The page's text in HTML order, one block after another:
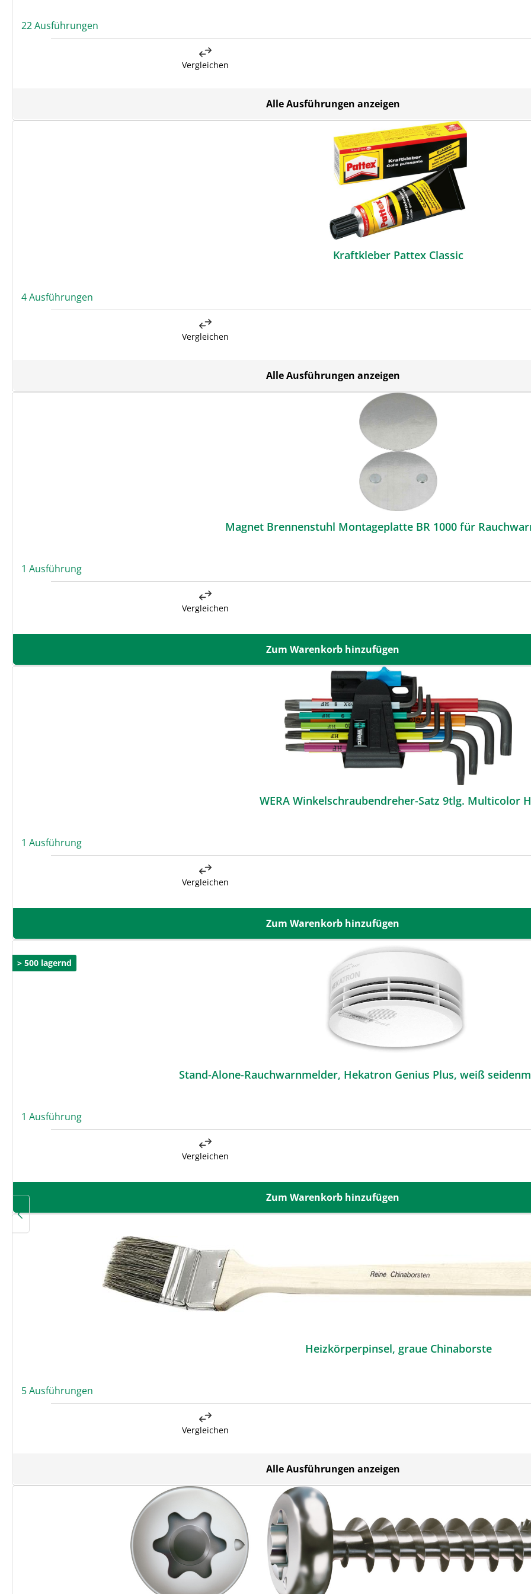
22 Ausführungen
Vergleichen
Alle Ausführungen anzeigen
Kraftkleber Pattex Classic
4 Ausführungen
Vergleichen
Alle Ausführungen anzeigen
Magnet Brennenstuhl Montageplatte BR 1000 für
1 Ausführung
Vergleichen
Zum Warenkorb hinzufügen
WERA Winkelschraubendreher-Satz 9tlg.
1 Ausführung
Vergleichen
Zum Warenkorb hinzufügen
> 500 lagernd
Stand-Alone-Rauchwarnmelder, Hekatron Genius Plus, weiß
1 Ausführung
Vergleichen
Zum Warenkorb hinzufügen
Heizkörperpinsel, graue Chinaborste
5 Ausführungen
Vergleichen
Alle Ausführungen anzeigen